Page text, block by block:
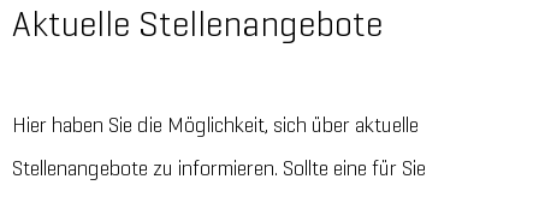
Aktuelle Stellenangebote
Hier haben Sie die Möglichkeit, sich über aktuelle
Stellenangebote zu informieren. Sollte eine für Sie